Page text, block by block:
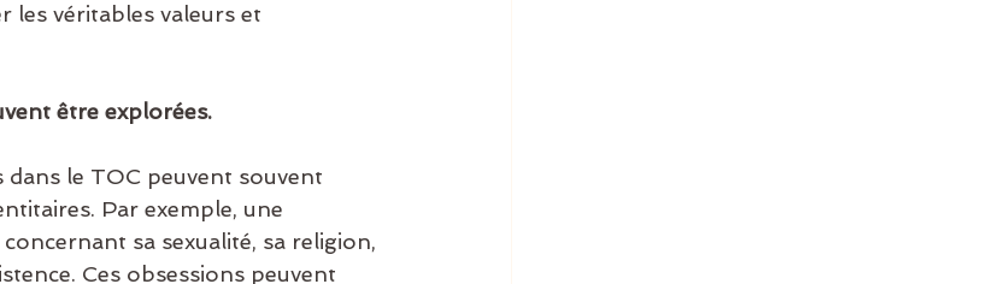
les véritables valeurs et
être explorées.
dans le TOC peuvent souvent
Par exemple, une
sa sexualité, sa religion,
Ces obsessions peuvent